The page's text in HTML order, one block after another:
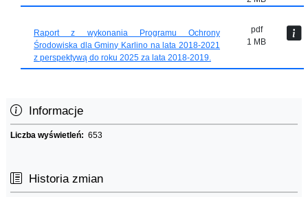
Raport z wykonania Programu Ochrony
Środowiska dla Gminy Karlino na lata 2018-2021
z perspektywą do roku 2025 za lata 2018-2019.
pdf
1 MB
Informacje
Liczba wyświetleń: 653
Historia zmian